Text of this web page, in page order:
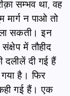
सम्भव था, वह
न पाओ तो
ला सकती। इन
में तौहीद
दी गई हैं
है। फिर
कही गई हैं। एक